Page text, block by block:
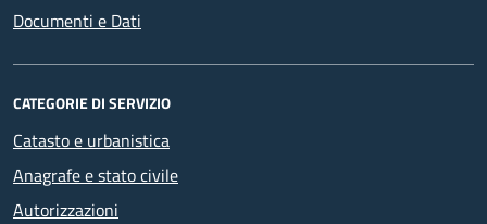
Documenti e Dati
CATEGORIE DI SERVIZIO
Catasto e urbanistica
Anagrafe e stato civile
Autorizzazioni